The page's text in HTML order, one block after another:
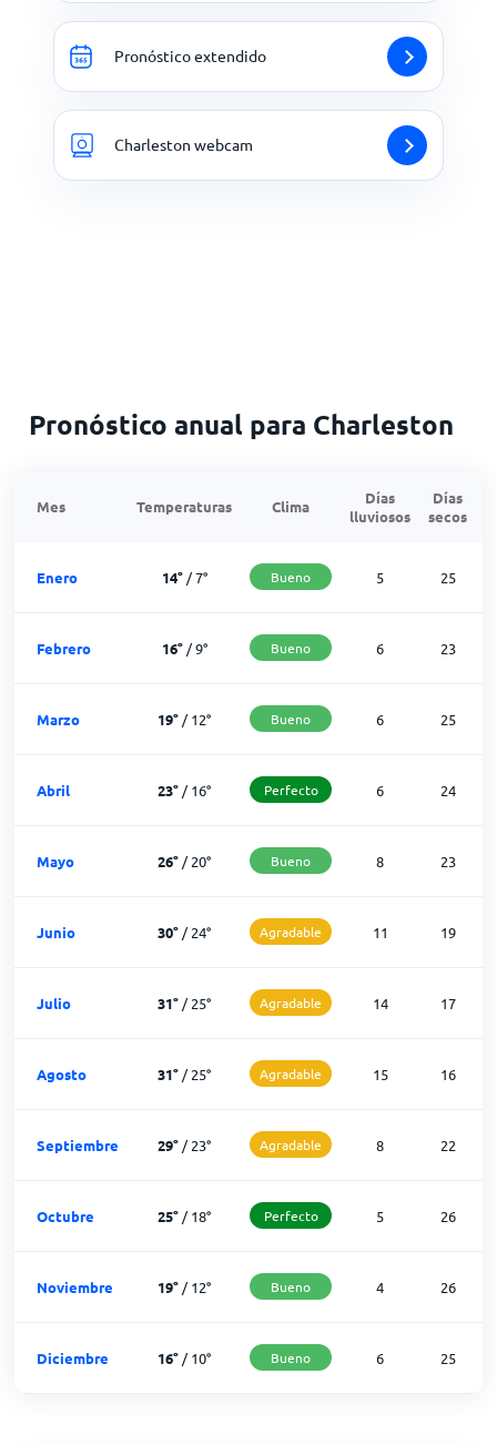
Pronóstico extendido
Charleston webcam
Pronóstico anual para Charleston
Mes Temperaturas Clima
Días
lluviosos
Días
secos
Enero 14°/7° Bueno 5 25
Febrero 16°/9° Bueno 6 23
Marzo 19° /12° Bueno 6 25
Abril 23° /16° Perfecto 6 24
Mayo 26° /20° Bueno 8 23
Junio 30° /24° Agradable 11 19
Julio 31° /25° Agradable 14 17
Agosto 31° /25° Agradable 15 16
Septiembre 29° /23° Agradable 8 22
Octubre 25° /18° Perfecto 5 26
Noviembre 19° /12° Bueno 4 26
Diciembre 16° /10° Bueno 6 25